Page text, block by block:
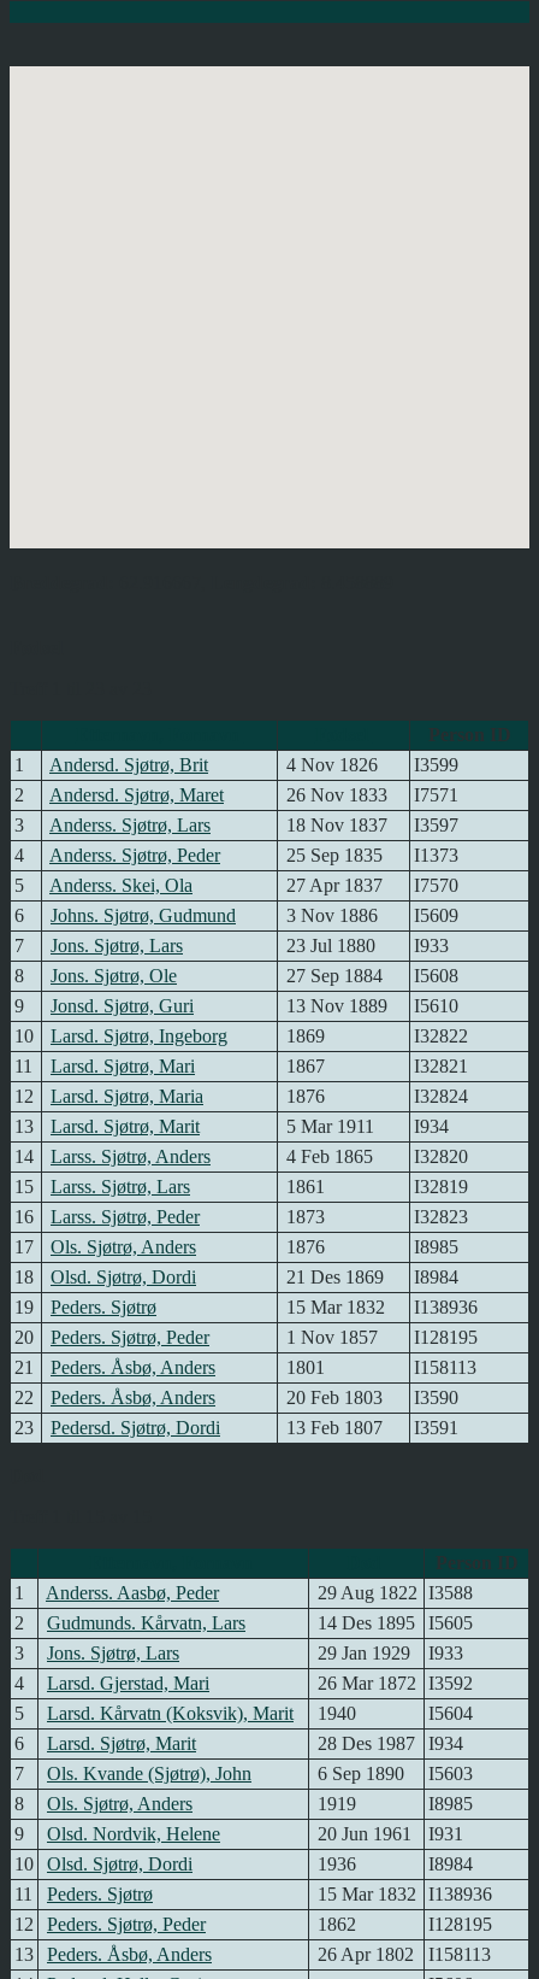
Person ID
1
Andersd. Sjøtrø, Brit 4 Nov 1826
I3599
2
Andersd. Sjøtrø, Maret 26 Nov 1833
I7571
3
Anderss. Sjøtrø, Lars 18 Nov 1837
I3597
4
Anderss. Sjøtrø, Peder 25 Sep 1835
I1373
5
Anderss. Skei, Ola 27 Apr 1837
I7570
6
Johns. Sjøtrø, Gudmund 3 Nov 1886
I5609
7
Jons. Sjøtrø, Lars 23 Jul 1880
I933
8
Jons. Sjøtrø, Ole 27 Sep 1884
I5608
9
Jonsd. Sjøtrø, Guri 13 Nov 1889
I5610
10
Larsd. Sjøtrø, Ingeborg 1869
I32822
11
Larsd. Sjøtrø, Mari 1867
I32821
12
Larsd. Sjøtrø, Maria 1876
I32824
13
Larsd. Sjøtrø, Marit 5 Mar 1911
I934
14
Larss. Sjøtrø, Anders 4 Feb 1865
I32820
15
Larss. Sjøtrø, Lars 1861
I32819
16
Larss. Sjøtrø, Peder 1873
I32823
17
Ols. Sjøtrø, Anders 1876
I8985
18
Olsd. Sjøtrø, Dordi 21 Des 1869
I8984
19
Peders. Sjøtrø 15 Mar 1832
I138936
20
Peders. Sjøtrø, Peder 1 Nov 1857
I128195
21
Peders. Åsbø, Anders 1801
I158113
22
Peders. Åsbø, Anders 20 Feb 1803
I3590
23
Pedersd. Sjøtrø, Dordi 13 Feb 1807 I3591
Person ID
1
Anderss. Aasbø, Peder 29 Aug 1822 I3588
2
Gudmunds. Kårvatn, Lars 14 Des 1895
I5605
3
Jons. Sjøtrø, Lars 29 Jan 1929
I933
4
Larsd. Gjerstad, Mari 26 Mar 1872
I3592
5
Larsd. Kårvatn (Koksvik), Marit 1940
I5604
6
Larsd. Sjøtrø, Marit 28 Des 1987
I934
7
Ols. Kvande (Sjøtrø), John 6 Sep 1890
I5603
8
Ols. Sjøtrø, Anders 1919
I8985
9
Olsd. Nordvik, Helene 20 Jun 1961
I931
10
Olsd. Sjøtrø, Dordi 1936
I8984
11
Peders. Sjøtrø 15 Mar 1832
I138936
12
Peders. Sjøtrø, Peder 1862
I128195
13
Peders. Åsbø, Anders 26 Apr 1802
I158113